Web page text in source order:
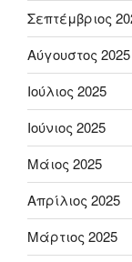
Σεπτέμβριος
Αύγουστος 2025
Ιούλιος 2025
Ιούνιος 2025
Μάιος 2025
Απρίλιος 2025
Μάρτιος 2025